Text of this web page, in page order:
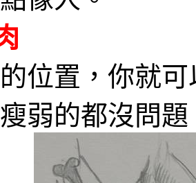
位置，你就
弱的都沒問題